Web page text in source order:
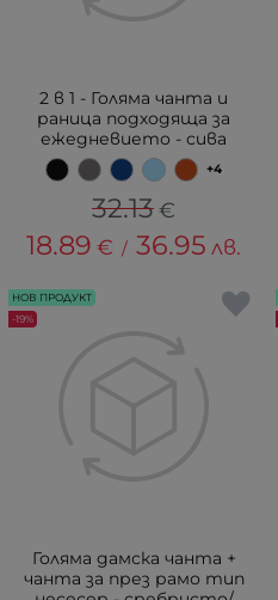
2 в 1 - Голяма чанта и
раница подходяща за
ежедневието - сива
+4
32.13€
18.89 € / 36.95 лв.
Голяма дамска чанта +
чанта за през рамо тип
НОВ ПРОДУКТ
-19%